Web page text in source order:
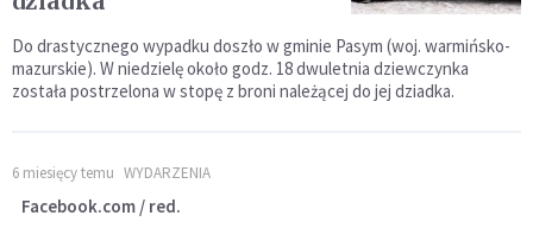
Do drastycznego wypadku doszło w gminie Pasym (woj. warmińsko-
mazurskie). W niedzielę około godz. 18 dwuletnia dziewczynka
została postrzelona w stopę z broni należącej do jej dziadka.
6 miesięcy temu WYDARZENIA
Facebook.com / red.